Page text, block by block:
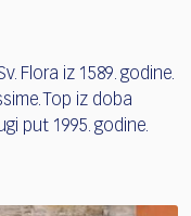
Flora iz 1589. godine.
Top iz doba
put 1995. godine.